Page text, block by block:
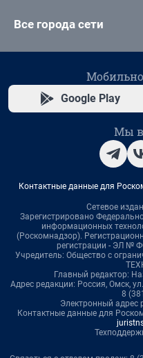
Все города сети
Google Play
Мы в
Контактные данные для
Сетевое
Зарегистрировано
информационных
(Роскомнадзор).
регистрации - ЭЛ №
Учредитель: Общество с
Главный редактор:
Адрес редакции: Россия, Омск,
8
Электронный адрес
Контактные данные для